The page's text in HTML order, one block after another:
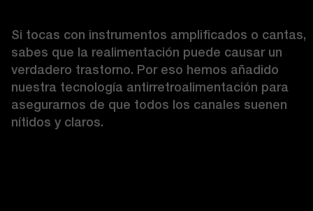
Si tocas con instrumentos amplificados o cantas,
sabes que la realimentación puede causar un
verdadero trastorno. Por eso hemos añadido
nuestra tecnología antirretroalimentación para
asegurarnos de que todos los canales suenen
nítidos y claros.